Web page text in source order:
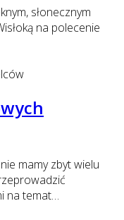
słonecznym
na polecenie
mamy zbyt wielu
na temat…